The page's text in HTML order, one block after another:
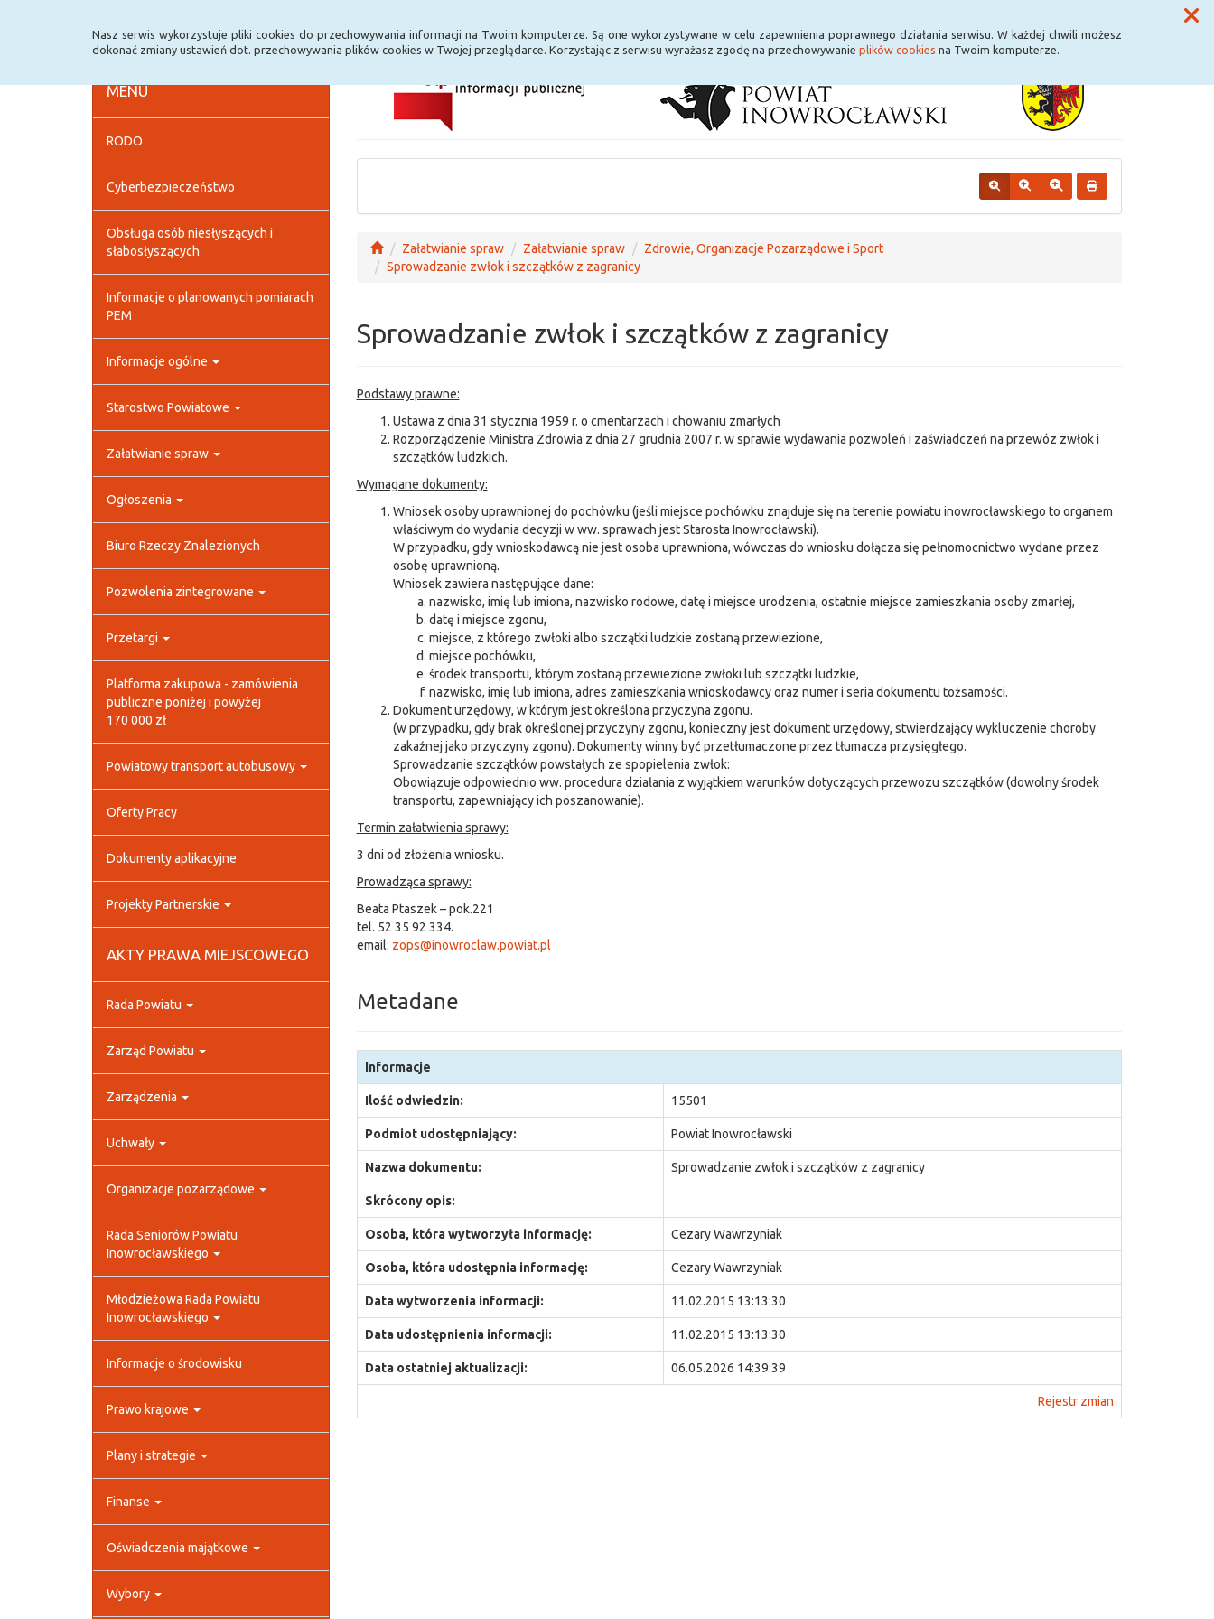
Nasz serwis wykorzystuje pliki cookies do przechowywania informacji na Twoim komputerze. Są one wykorzystywane w celu zapewnienia poprawnego działania serwisu. W każdej chwili możesz
dokonać zmiany ustawień dot. przechowywania plików cookies w Twojej przeglądarce. Korzystając z serwisu wyrażasz zgodę na przechowywanie plików cookies na Twoim komputerze.
MENU
RODO
Cyberbezpieczeństwo
Obsługa osób niesłyszących i
słabosłyszących
Informacje o planowanych pomiarach
PEM
Informacje ogólne
Starostwo Powiatowe
Załatwianie spraw
Ogłoszenia
Biuro Rzeczy Znalezionych
Pozwolenia zintegrowane
Przetargi
Platforma zakupowa - zamówienia
publiczne poniżej i powyżej
170 000 zł
Powiatowy transport autobusowy
Oferty Pracy
Dokumenty aplikacyjne
Projekty Partnerskie
AKTY PRAWA MIEJSCOWEGO
Rada Powiatu
Zarząd Powiatu
Zarządzenia
Uchwały
Organizacje pozarządowe
Rada Seniorów Powiatu
Inowrocławskiego
Młodzieżowa Rada Powiatu
Inowrocławskiego
Informacje o środowisku
Prawo krajowe
Plany i strategie
Finanse
Oświadczenia majątkowe
Wybory
Załatwianie spraw Załatwianie spraw
Zdrowie, Organizacje Pozarządowe i Sport
Sprowadzanie zwłok i szczątków z zagranicy
Sprowadzanie zwłok i szczątków z zagranicy
Podstawy prawne:
Ustawa z dnia 31 stycznia 1959 r. o cmentarzach i chowaniu zmarłych
Rozporządzenie Ministra Zdrowia z dnia 27 grudnia 2007 r. w sprawie wydawania pozwoleń i zaświadczeń na przewóz zwłok i
szczątków ludzkich.
Wymagane dokumenty:
Wniosek osoby uprawnionej do pochówku (jeśli miejsce pochówku znajduje się na terenie powiatu inowrocławskiego to organem
właściwym do wydania decyzji w ww. sprawach jest Starosta Inowrocławski).
W przypadku, gdy wnioskodawcą nie jest osoba uprawniona, wówczas do wniosku dołącza się pełnomocnictwo wydane przez
osobę uprawnioną.
Wniosek zawiera następujące dane:
nazwisko, imię lub imiona, nazwisko rodowe, datę i miejsce urodzenia, ostatnie miejsce zamieszkania osoby zmarłej,
datę i miejsce zgonu,
miejsce, z którego zwłoki albo szczątki ludzkie zostaną przewiezione,
miejsce pochówku,
środek transportu, którym zostaną przewiezione zwłoki lub szczątki ludzkie,
nazwisko, imię lub imiona, adres zamieszkania wnioskodawcy oraz numer i seria dokumentu tożsamości.
Dokument urzędowy, w którym jest określona przyczyna zgonu.
(w przypadku, gdy brak określonej przyczyny zgonu, konieczny jest dokument urzędowy, stwierdzający wykluczenie choroby
zakaźnej jako przyczyny zgonu). Dokumenty winny być przetłumaczone przez tłumacza przysięgłego.
Sprowadzanie szczątków powstałych ze spopielenia zwłok:
Obowiązuje odpowiednio ww. procedura działania z wyjątkiem warunków dotyczących przewozu szczątków (dowolny środek
transportu, zapewniający ich poszanowanie).
Termin załatwienia sprawy:
3 dni od złożenia wniosku.
Prowadząca sprawy:
Beata Ptaszek – pok.221
tel. 52 35 92 334.
email: zops@inowroclaw.powiat.pl
Metadane
Informacje
Ilość odwiedzin: 15501
Podmiot udostępniający: Powiat Inowrocławski
Nazwa dokumentu: Sprowadzanie zwłok i szczątków z zagranicy
Skrócony opis:
Osoba, która wytworzyła informację: Cezary Wawrzyniak
Osoba, która udostępnia informację: Cezary Wawrzyniak
Data wytworzenia informacji: 11.02.2015 13:13:30
Data udostępnienia informacji: 11.02.2015 13:13:30
Data ostatniej aktualizacji: 06.05.2026 14:39:39
Rejestr zmian